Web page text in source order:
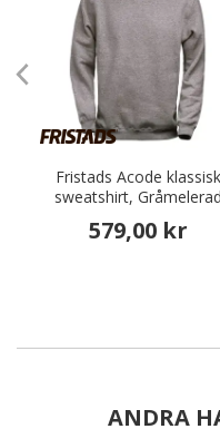
Fristads Acode klassisk
sweatshirt, Gråmelerad
579,00 kr
ANDRA